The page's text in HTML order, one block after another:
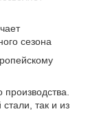
сезона
так и из